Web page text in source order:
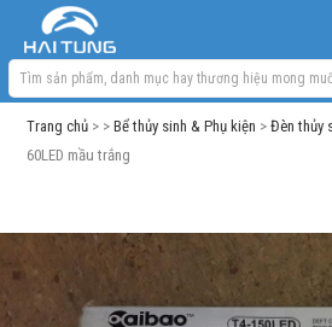
Trang chủ > >Bể thủy sinh & Phụ kiện >Đèn thủy
60LED mầu trắng
Hồ ngoài
Máy móc
Thuốc cho